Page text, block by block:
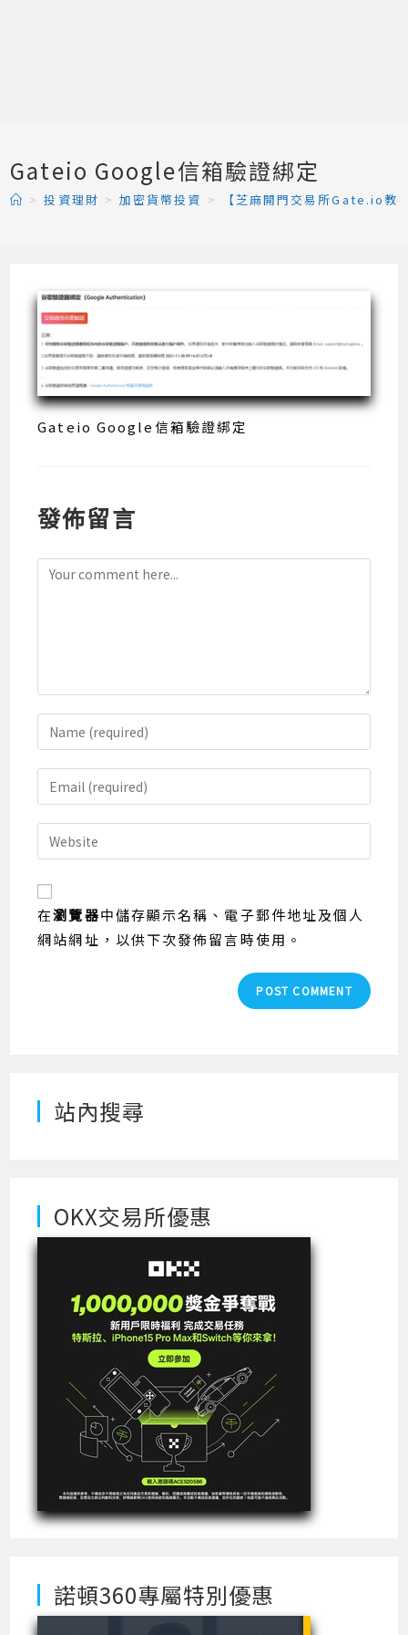
Gateio Google信箱驗證綁定
> 投資理財 > 加密貨幣投資 > 【芝麻開門交易所Gate.io教
Gateio Google信箱驗證綁定
發佈留言
Comment
Enter
your
name
or
to
comment
Enter
your
email
address
Enter
your
URL
(optional)
在瀏覽器中儲存顯示名稱、電子郵件地址及個人
網站網址，以供下次發佈留言時使用。
站內搜尋
OKX交易所優惠
諾頓360專屬特別優惠